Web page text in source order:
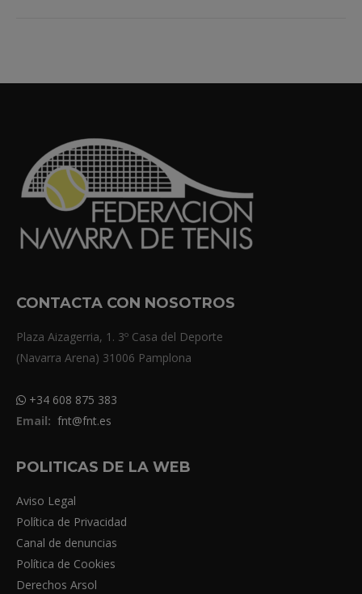
CONTACTA CON NOSOTROS
Plaza Aizagerria, 1. 3º Casa del Deporte
(Navarra Arena) 31006 Pamplona
+34 608 875 383
Email: fnt@fnt.es
POLITICAS DE LA WEB
Aviso Legal
Política de Privacidad
Canal de denuncias
Política de Cookies
Derechos Arsol